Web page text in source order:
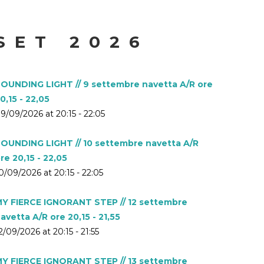
2026
LIGHT // 9 settembre navetta A/R ore
- 22,05
09/2026 at 20:15 - 22:05
LIGHT // 10 settembre navetta A/R
20,15 - 22,05
09/2026 at 20:15 - 22:05
FIERCE IGNORANT STEP // 12 settembre
A/R ore 20,15 - 21,55
09/2026 at 20:15 - 21:55
FIERCE IGNORANT STEP // 13 settembre